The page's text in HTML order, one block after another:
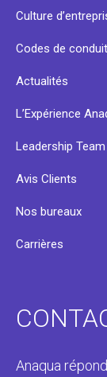
Culture
Codes de
Actualités
L’Expérience
Leadership Team
Avis Clients
Nos bureaux
Carrières
Anaqua